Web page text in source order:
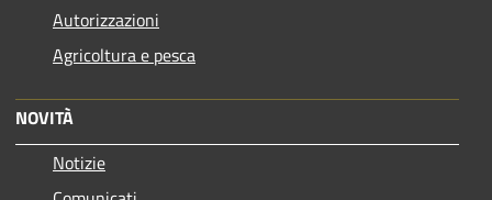
Autorizzazioni
Agricoltura e pesca
NOVITÀ
Notizie